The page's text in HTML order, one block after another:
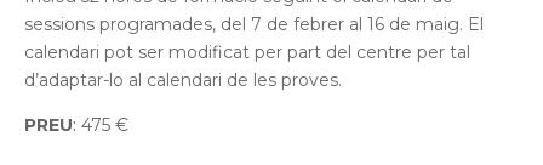
sessions programades, del 7 de febrer al 16 de maig. El
calendari pot ser modificat per part del centre per tal
d’adaptar-lo al calendari de les proves.
PREU: 475 €